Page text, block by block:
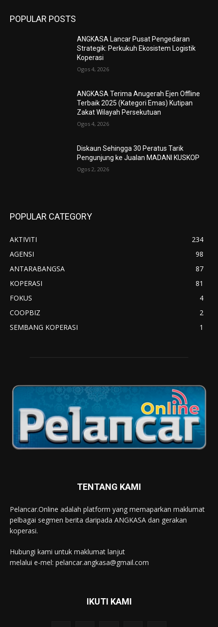
POPULAR POSTS
ANGKASA Lancar Pusat Pengedaran
Strategik: Perkukuh Ekosistem Logistik
Koperasi
Ogos 4, 2026
ANGKASA Terima Anugerah Ejen Offline
Terbaik 2025 (Kategori Emas) Kutipan
Zakat Wilayah Persekutuan
Ogos 4, 2026
Diskaun Sehingga 30 Peratus Tarik
Pengunjung ke Jualan MADANI KUSKOP
Ogos 2, 2026
POPULAR CATEGORY
AKTIVITI
234
AGENSI
98
ANTARABANGSA
87
KOPERASI
81
FOKUS
4
COOPBIZ
2
SEMBANG KOPERASI
1
TENTANG KAMI
Pelancar.Online adalah platform yang memaparkan maklumat
pelbagai segmen berita daripada ANGKASA dan gerakan
koperasi.
Hubungi kami untuk maklumat lanjut
melalui e-mel: pelancar.angkasa@gmail.com
IKUTI KAMI